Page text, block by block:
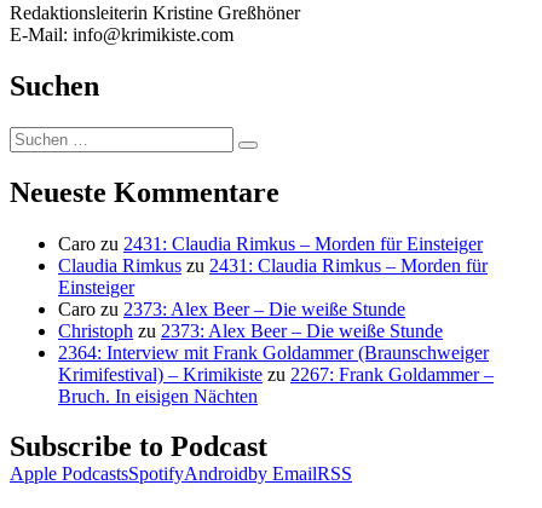
Redaktionsleiterin Kristine Greßhöner
E-Mail: info@krimikiste.com
Suchen
Suchen
nach:
Suchen
Neueste Kommentare
Caro zu 2431: Claudia Rimkus – Morden für Einsteiger
Claudia Rimkus zu 2431: Claudia Rimkus – Morden für
Einsteiger
Caro zu 2373: Alex Beer – Die weiße Stunde
Christoph zu 2373: Alex Beer – Die weiße Stunde
2364: Interview mit Frank Goldammer (Braunschweiger
Krimifestival) – Krimikiste zu 2267: Frank Goldammer –
Bruch. In eisigen Nächten
Subscribe to Podcast
Apple PodcastsSpotifyAndroidby EmailRSS